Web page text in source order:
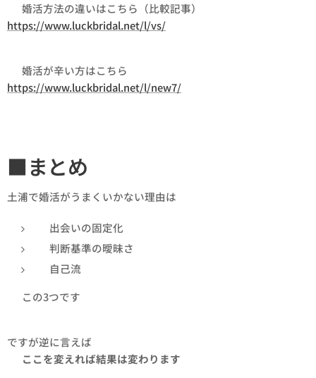
👉 婚活方法の違いはこちら（比較記事）
https://www.luckbridal.net/l/vs/
👉 婚活が辛い方はこちら
https://www.luckbridal.net/l/new7/
■まとめ
土浦で婚活がうまくいかない理由は
出会いの固定化
判断基準の曖昧さ
自己流
👉 この3つです
ですが逆に言えば
ここを変えれば結果は変わります